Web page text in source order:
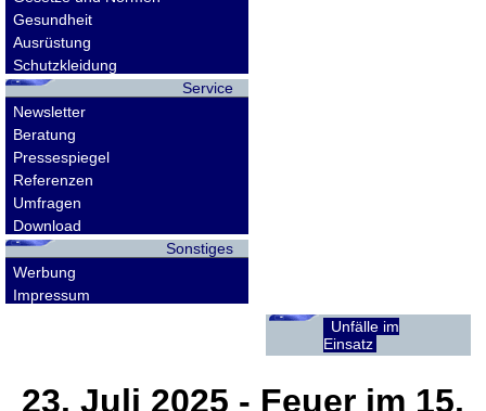
Gesundheit
Ausrüstung
Schutzkleidung
Service
Newsletter
Beratung
Pressespiegel
Referenzen
Umfragen
Download
Sonstiges
Werbung
Impressum
Unfälle im
Einsatz
23. Juli 2025 - Feuer im 15.